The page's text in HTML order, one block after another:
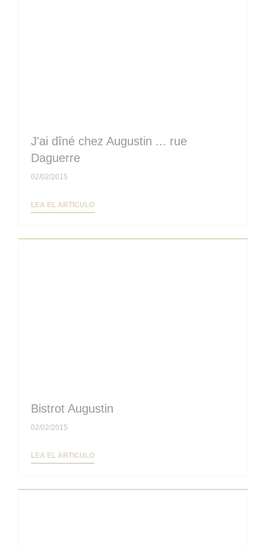
J'ai dîné chez Augustin ... rue
Daguerre
02/02/2015
LEA EL ARTICULO((ABRE EN UNA NUEVA VENTANA))
Bistrot Augustin
02/02/2015
LEA EL ARTICULO((ABRE EN UNA NUEVA VENTANA))